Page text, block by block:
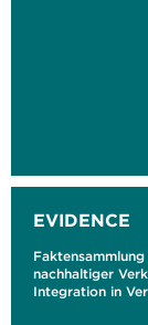
EVIDENCE
nachhaltiger
Integration in